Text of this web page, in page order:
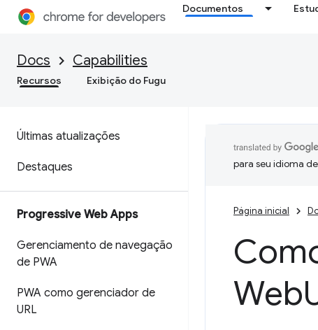
Documentos
Docs Capabilities
Recursos Exibição do Fugu
Últimas atualizações
Destaques
Progressive Web Apps
Gerenciamento de navegação
de PWA
PWA como gerenciador de
URL
para seu idioma
Página inicial
Web